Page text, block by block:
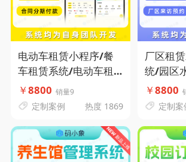
电动车租赁小程序/餐
车租赁系统/电动车租
赁系统-以租代购-线上
下单租车-在线延期续
象源码
￥8800 销量9
定制案例 热度 1869
厂区租
统/园区
租户企
缴纳-水
￥8800
定制案